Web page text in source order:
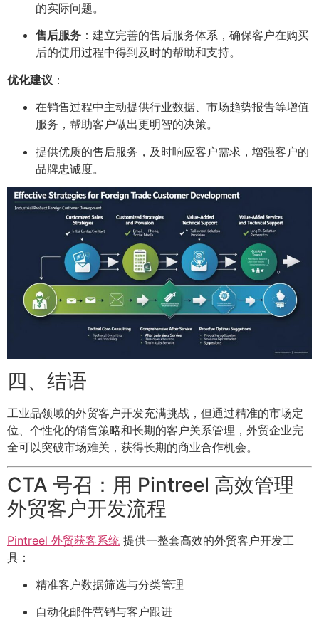
的实际问题。
售后服务 ：建立完善的售后服务体系，确保客户在购买
后的使用过程中得到及时的帮助和支持。
优化建议 ：
在销售过程中主动提供行业数据、市场趋势报告等增值
服务，帮助客户做出更明智的决策。
提供优质的售后服务，及时响应客户需求，增强客户的
品牌忠诚度。
四、结语
工业品领域的外贸客户开发充满挑战，但通过精准的市场定
位、个性化的销售策略和长期的客户关系管理，外贸企业完
全可以突破市场难关，获得长期的商业合作机会。
CTA 号召：用 Pintreel 高效管理
外贸客户开发流程
Pintreel 外贸获客系统 提供一整套高效的外贸客户开发工
具：
精准客户数据筛选与分类管理
自动化邮件营销与客户跟进